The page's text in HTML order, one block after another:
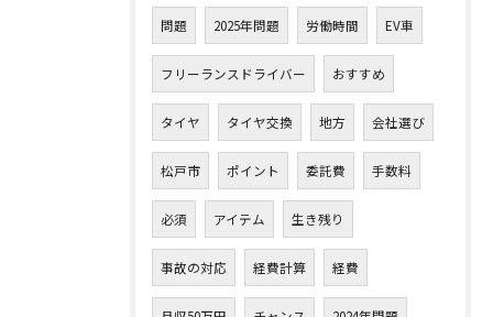
問題 2025年問題 労働時間 EV車
フリーランスドライバー おすすめ
タイヤ タイヤ交換 地方 会社選び
松戸市 ポイント 委託費 手数料
必須 アイテム 生き残り
事故の対応 経費計算 経費